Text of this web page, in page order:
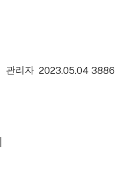
관리자 2023.05.04 3886